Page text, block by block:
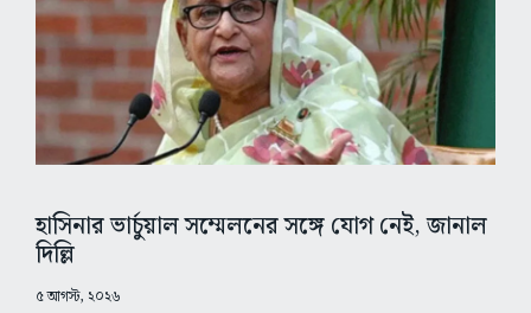
হাসিনার ভার্চুয়াল সম্মেলনের সঙ্গে যোগ নেই, জানাল
দিল্লি
৫ আগস্ট, ২০২৬